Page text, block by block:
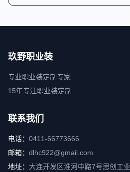
玖野职业装
专业职业装定制专家
15年专注职业装定制
联系我们
电话： 0411-66773666
邮箱： dlhc922@gmail.com
地址： 大连开发区淮河中路7号思创工